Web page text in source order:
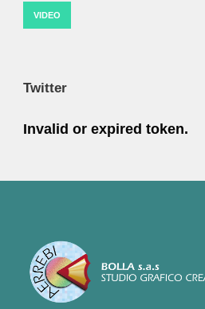
VIDEO
Twitter
Invalid or expired token.